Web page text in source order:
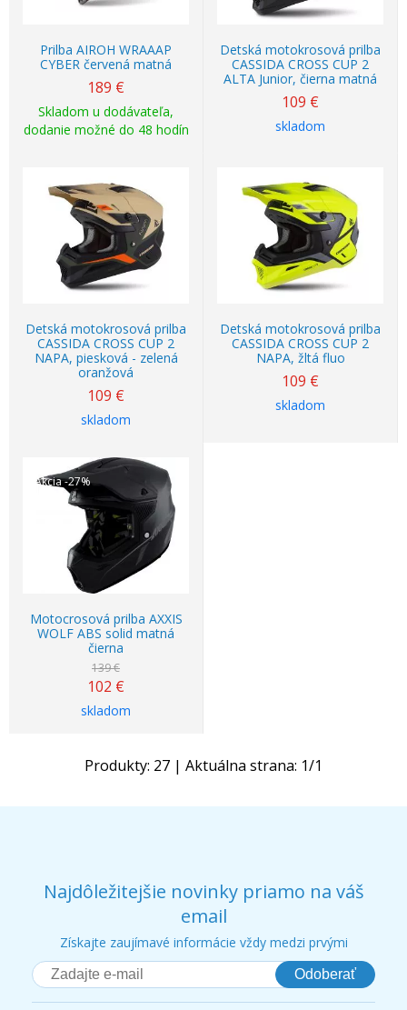
Prilba AIROH WRAAAP
CYBER červená matná
189 €
Skladom u dodávateľa,
dodanie možné do 48 hodín
Detská motokrosová prilba
CASSIDA CROSS CUP 2
ALTA Junior, čierna matná
109 €
skladom
Detská motokrosová prilba
CASSIDA CROSS CUP 2
NAPA, piesková - zelená
oranžová
109 €
skladom
Detská motokrosová prilba
CASSIDA CROSS CUP 2
NAPA, žltá fluo
109 €
skladom
Akcia-27%
Motocrosová prilba AXXIS
WOLF ABS solid matná
čierna
139 €
102 €
skladom
Produkty: 27 | Aktuálna strana: 1/1
Najdôležitejšie novinky priamo na váš
email
Získajte zaujímavé informácie vždy medzi prvými
Odoberať